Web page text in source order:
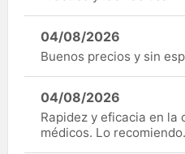
04/08/2026
Buenos precios y sin
04/08/2026
Rapidez y eficacia en la
médicos. Lo recomiendo.